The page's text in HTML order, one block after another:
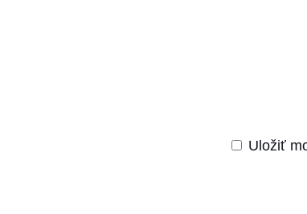
Uložiť